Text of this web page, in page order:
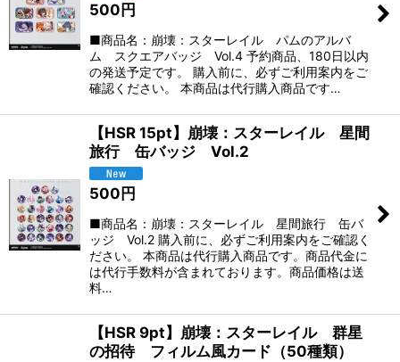
500 円
■商品名：崩壊：スターレイル パムのアルバ
ム スクエアバッジ Vol.4 予約商品、180日以内
の発送予定です。 購入前に、必ずご利用案内をご
確認ください。 本商品は代行購入商品です…
【HSR 15pt】崩壊：スターレイル 星間
旅行 缶バッジ Vol.2
500 円
■商品名：崩壊：スターレイル 星間旅行 缶バ
ッジ Vol.2 購入前に、必ずご利用案内をご確認く
ださい。 本商品は代行購入商品です。商品代金に
は代行手数料が含まれております。商品価格は送
料…
【HSR 9pt】崩壊：スターレイル 群星
の招待 フィルム風カード（50種類）